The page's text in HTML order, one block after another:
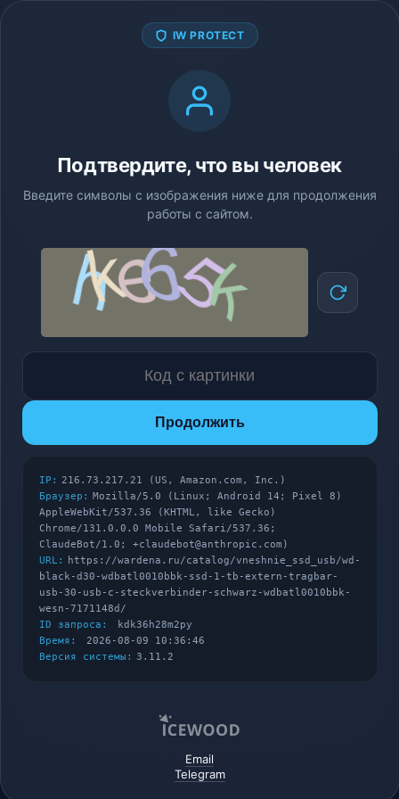
IW PROTECT
Подтвердите, что вы человек
Введите символы с изображения ниже для продолжения
работы с сайтом.
Продолжить
IP: 216.73.217.21 (US, Amazon.com, Inc.)
Браузер: Mozilla/5.0 (Linux; Android 14; Pixel 8)
AppleWebKit/537.36 (KHTML, like Gecko)
Chrome/131.0.0.0 Mobile Safari/537.36;
ClaudeBot/1.0; +claudebot@anthropic.com)
URL:
https://wardena.ru/catalog/vneshnie_ssd_usb/wd-
black-d30-wdbatl0010bbk-ssd-1-tb-extern-tragbar-
usb-30-usb-c-steckverbinder-schwarz-wdbatl0010bbk-
wesn-7171148d/
ID запроса:
kdk36h28m2py
Время:
2026-08-09 10:36:46
Версия системы: 3.11.2
Email
Telegram